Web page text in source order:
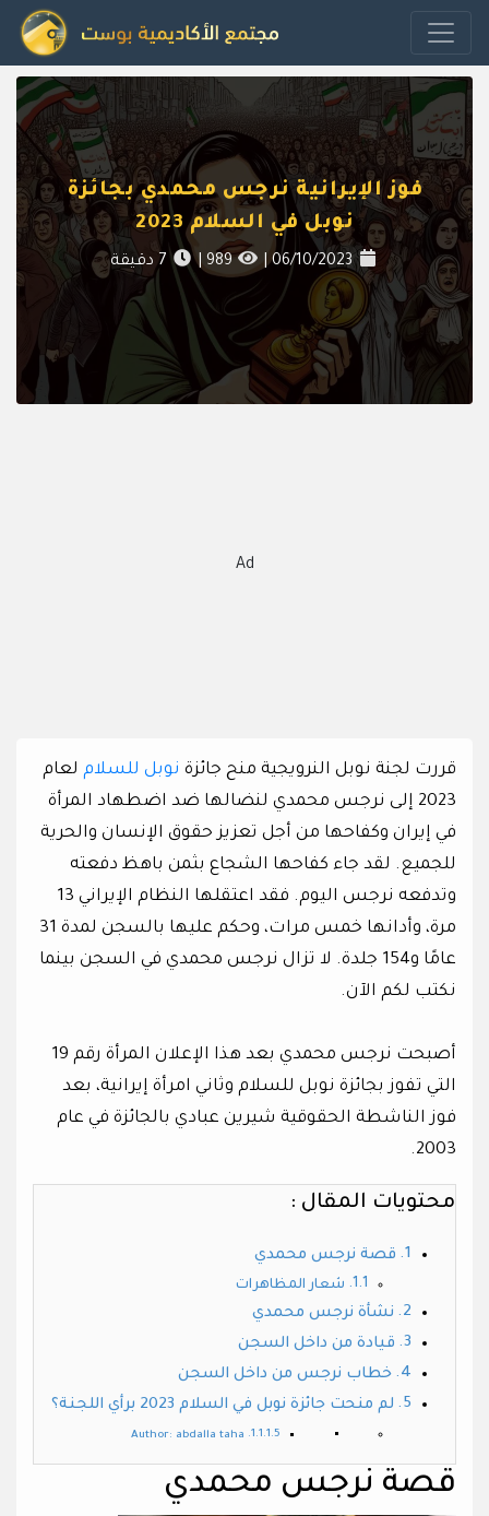
فوز الإيرانية نرجس محمدي بجائزة
نوبل في السلام 2023
06/10/2023
989
|
7دقيقة
Ad
قررت لجنة نوبل النرويجية منح جائزة نوبل للسلام لعام
2023 إلى نرجس محمدي لنضالها ضد اضطهاد المرأة
في إيران وكفاحها من أجل تعزيز حقوق الإنسان والحرية
للجميع. لقد جاء كفاحها الشجاع بثمن باهظ دفعته
وتدفعه نرجس اليوم. فقد اعتقلها النظام الإيراني 13
مرة، وأدانها خمس مرات، وحكم عليها بالسجن لمدة 31
عامًا و154 جلدة. لا تزال نرجس محمدي في السجن بينما
نكتب لكم الآن.
أصبحت نرجس محمدي بعد هذا الإعلان المرأة رقم 19
التي تفوز بجائزة نوبل للسلام وثاني امرأة إيرانية، بعد
فوز الناشطة الحقوقية شيرين عبادي بالجائزة في عام
2003.
محتويات المقال :
قصة نرجس محمدي
شعار المظاهرات
نشأة نرجس محمدي
قيادة من داخل السجن
خطاب نرجس من داخل السجن
لم منحت جائزة نوبل في السلام 2023 برأي اللجنة؟
Author: abdalla taha
قصة نرجس محمدي